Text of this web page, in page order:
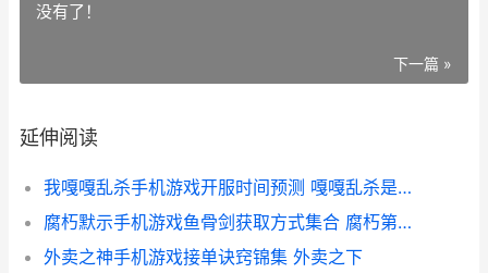
没有了！
下一篇 »
延伸阅读
我嘎嘎乱杀手机游戏开服时间预测 嘎嘎乱杀是谁说的
腐朽默示手机游戏鱼骨剑获取方式集合 腐朽第二关
外卖之神手机游戏接单诀窍锦集 外卖之下